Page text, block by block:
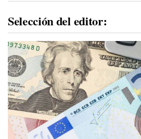
Selección del editor: